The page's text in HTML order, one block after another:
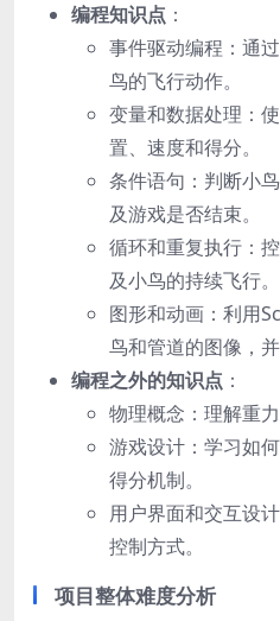
编程知识点 ：
事件驱动编程：通
鸟的飞行动作。
变量和数据处理：
置、速度和得分。
条件语句：判断小
及游戏是否结束。
循环和重复执行：
及小鸟的持续飞行。
图形和动画：利用
鸟和管道的图像，并
编程之外的知识点 ：
物理概念：理解重
游戏设计：学习如
得分机制。
用户界面和交互设
控制方式。
项目整体难度分析